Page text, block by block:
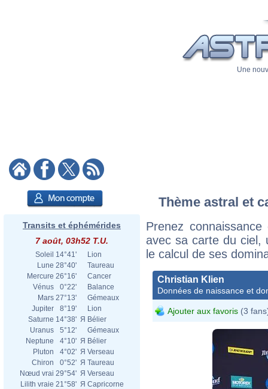
Une
Transits et éphémérides
7 août, 03h52 T.U.
Soleil 14°41'
Lion
Lune 28°40'
Taureau
Mercure 26°16'
Cancer
Vénus
0°22'
Balance
Mars 27°13'
Gémeaux
Jupiter
8°19'
Lion
Saturne 14°38' Я Bélier
Uranus
5°12'
Gémeaux
Neptune
4°10' Я Bélier
Pluton
4°02' Я Verseau
Chiron
0°52' Я Taureau
Nœud vrai 29°54' Я Verseau
Lilith vraie 21°58' Я Capricorne
Thème astral et
Prenez
avec sa carte du ciel,
le calcul de ses
Christian Klien
Données de naissance et
Ajouter aux favoris (3